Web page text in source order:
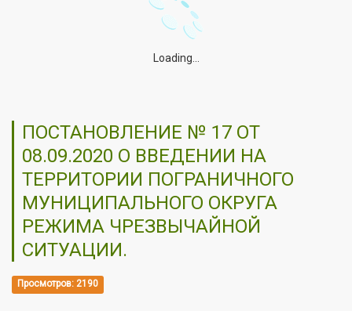
Loading...
ПОСТАНОВЛЕНИЕ № 17 ОТ
08.09.2020 О ВВЕДЕНИИ НА
ТЕРРИТОРИИ ПОГРАНИЧНОГО
МУНИЦИПАЛЬНОГО ОКРУГА
РЕЖИМА ЧРЕЗВЫЧАЙНОЙ
СИТУАЦИИ.
Просмотров: 2190